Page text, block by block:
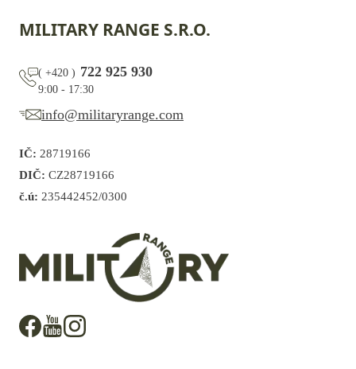
MILITARY RANGE S.R.O.
( +420 ) 722 925 930
9:00 - 17:30
info@militaryrange.com
IČ: 28719166
DIČ: CZ28719166
č.ú: 235442452/0300